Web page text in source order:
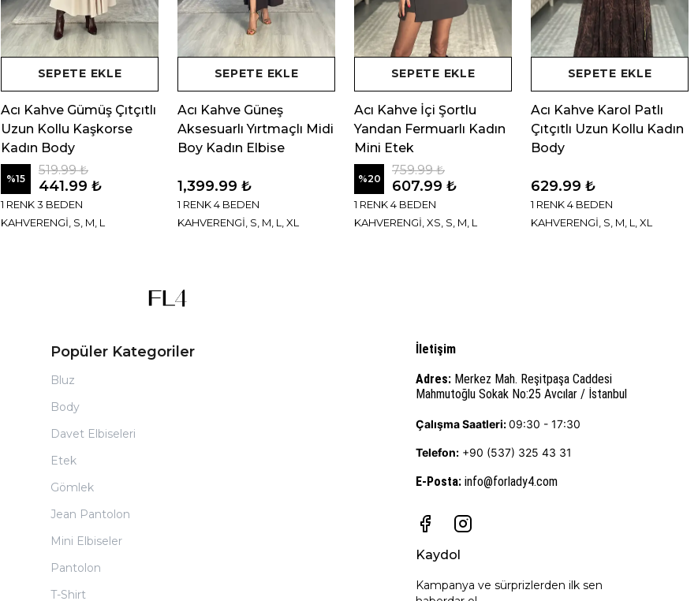
SEPETE EKLE
Acı Kahve Gümüş Çıtçıtlı
Uzun Kollu Kaşkorse
Kadın Body
%15
519.99 ₺
441.99 ₺
1 RENK 3 BEDEN
KAHVERENGİ, S, M, L
SEPETE EKLE
Acı Kahve Güneş
Aksesuarlı Yırtmaçlı Midi
Boy Kadın Elbise
1,399.99 ₺
1 RENK 4 BEDEN
KAHVERENGİ, S, M, L, XL
SEPETE EKLE
Acı Kahve İçi Şortlu
Yandan Fermuarlı Kadın
Mini Etek
%20
759.99 ₺
607.99 ₺
1 RENK 4 BEDEN
KAHVERENGİ, XS, S, M, L
SEPETE EKLE
Acı Kahve Karol Patlı
Çıtçıtlı Uzun Kollu Kadın
Body
629.99 ₺
1 RENK 4 BEDEN
KAHVERENGİ, S, M, L, XL
Popüler Kategoriler
Bluz
Body
Davet Elbiseleri
Etek
Gömlek
Jean Pantolon
Mini Elbiseler
Pantolon
T-Shirt
İletişim
Adres: Merkez Mah. Reşitpaşa Caddesi
Mahmutoğlu Sokak No:25 Avcılar / İstanbul
Çalışma Saatleri:09:30 - 17:30
Telefon: +90 (537) 325 43 31
E-Posta: info@forlady4.com
Kaydol
Kampanya ve sürprizlerden ilk sen